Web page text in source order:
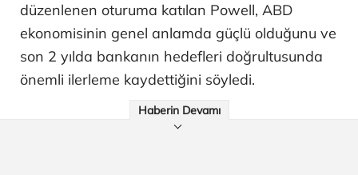
düzenlenen oturuma katılan Powell, ABD
ekonomisinin genel anlamda güçlü olduğunu ve
son 2 yılda bankanın hedefleri doğrultusunda
önemli ilerleme kaydettiğini söyledi.
Haberin Devamı